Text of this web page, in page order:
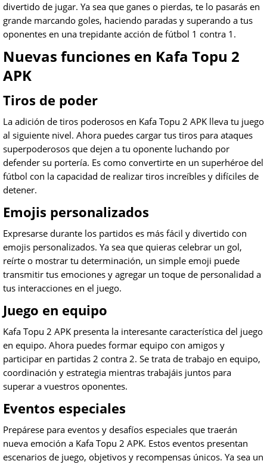
divertido de jugar. Ya sea que ganes o pierdas, te lo pasarás en
grande marcando goles, haciendo paradas y superando a tus
oponentes en una trepidante acción de fútbol 1 contra 1.
Nuevas funciones en Kafa Topu 2
APK
Tiros de poder
La adición de tiros poderosos en Kafa Topu 2 APK lleva tu juego
al siguiente nivel. Ahora puedes cargar tus tiros para ataques
superpoderosos que dejen a tu oponente luchando por
defender su portería. Es como convertirte en un superhéroe del
fútbol con la capacidad de realizar tiros increíbles y difíciles de
detener.
Emojis personalizados
Expresarse durante los partidos es más fácil y divertido con
emojis personalizados. Ya sea que quieras celebrar un gol,
reírte o mostrar tu determinación, un simple emoji puede
transmitir tus emociones y agregar un toque de personalidad a
tus interacciones en el juego.
Juego en equipo
Kafa Topu 2 APK presenta la interesante característica del juego
en equipo. Ahora puedes formar equipo con amigos y
participar en partidas 2 contra 2. Se trata de trabajo en equipo,
coordinación y estrategia mientras trabajáis juntos para
superar a vuestros oponentes.
Eventos especiales
Prepárese para eventos y desafíos especiales que traerán
nueva emoción a Kafa Topu 2 APK. Estos eventos presentan
escenarios de juego, objetivos y recompensas únicos. Ya sea un